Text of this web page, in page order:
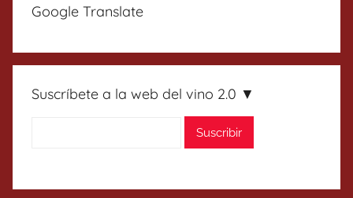
Google Translate
Suscríbete a la web del vino 2.0 ▼